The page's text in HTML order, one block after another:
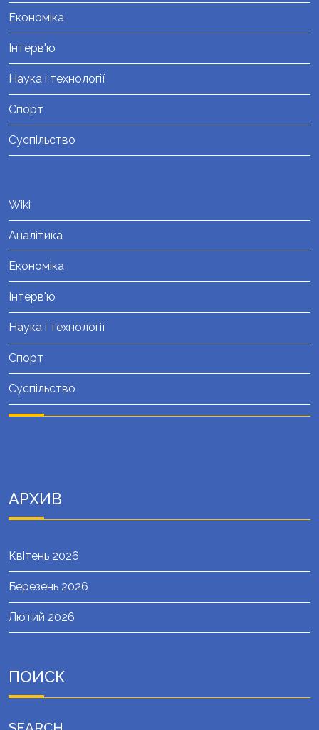
Економіка
Інтерв'ю
Наука і технології
Спорт
Суспільство
Wiki
Аналітика
Економіка
Інтерв'ю
Наука і технології
Спорт
Суспільство
АРХИВ
Квітень 2026
Березень 2026
Лютий 2026
ПОИСК